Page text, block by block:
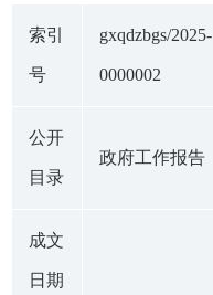
索引
号
gxqdzbgs/2025-
0000002
公开
目录
政府工作报告
成文
日期